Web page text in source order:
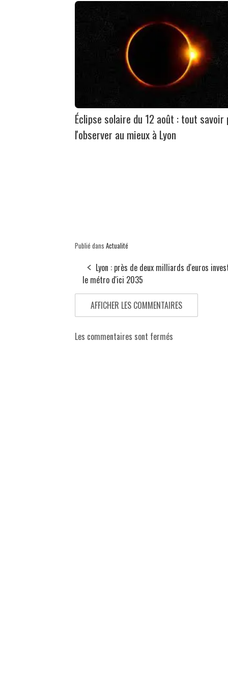
Éclipse solaire du 12 août : tout savoir
l'observer au mieux à Lyon
Publié dans Actualité
Lyon : près de deux milliards d'euros
le métro d'ici 2035
AFFICHER LES COMMENTAIRES
Les commentaires sont fermés